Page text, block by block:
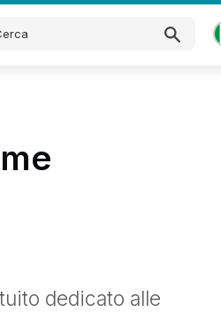
dedicato alle